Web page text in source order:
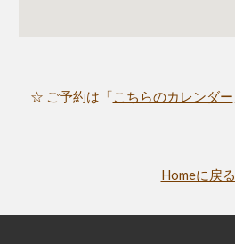
☆ ご予約は「こちらのカレンダー
Homeに戻る